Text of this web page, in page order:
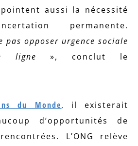
aussi la nécessité
permanente.
pas opposer urgence sociale
ligne », conclut le
du Monde, il existerait
d’opportunités de
L’ONG relève